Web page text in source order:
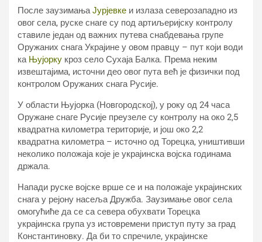
После заузимањаЈурјевке и излаза северозападно из
овог села, руске снаге су под артиљеријску контролу
ставиле један од важних путева снабдевања групе
Оружаних снага Украјине у овом правцу – пут који води
ка Њујорку кроз село Сухаја Балка. Према неким
извештајима, источни део овог пута већ је физички под
контролом Оружаних снага Русије.
У области Њујорка (Новгородској), у року од 24 часа
Оружане снаге Русије преузеле су контролу на око 2,5
квадратна километра територије, и још око 2,2
квадратна километра – источно од Торецка, уништивши
неколико положаја које је украјинска војска годинама
држала.
Напади руске војске врше се и на положаје украјинских
снага у рејону насеља Дружба. Заузимање овог села
омогућиће да се са севера обухвати Торецка
украјинска група уз истовремени приступ путу за град
Константиновку. Да би то спречиле, украјинске